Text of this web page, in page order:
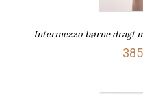
Intermezzo børne dragt